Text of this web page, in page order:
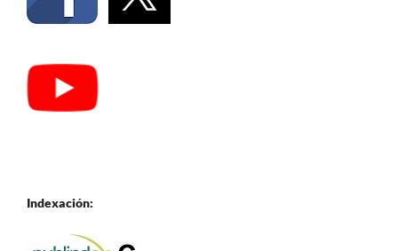
Indexación: